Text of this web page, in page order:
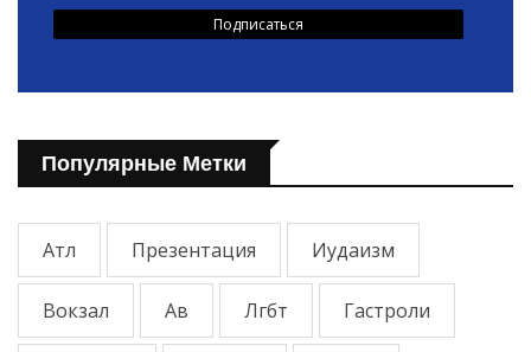
Популярные Метки
Атл Презентация Иудаизм
Вокзал Ав Лгбт Гастроли